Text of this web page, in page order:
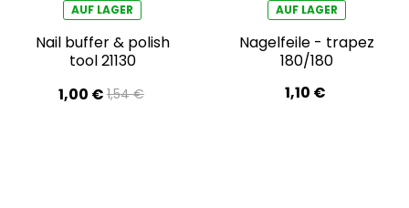
AUF LAGER
Nail buffer & polish
tool 21130
1,00 € 1,54 €
AUF LAGER
Nagelfeile - trapez
180/180
1,10 €